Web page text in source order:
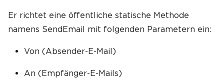
Er richtet eine öffentliche statische Methode
namens SendEmail mit folgenden Parametern ein:
Von (Absender-E-Mail)
An (Empfänger-E-Mails)